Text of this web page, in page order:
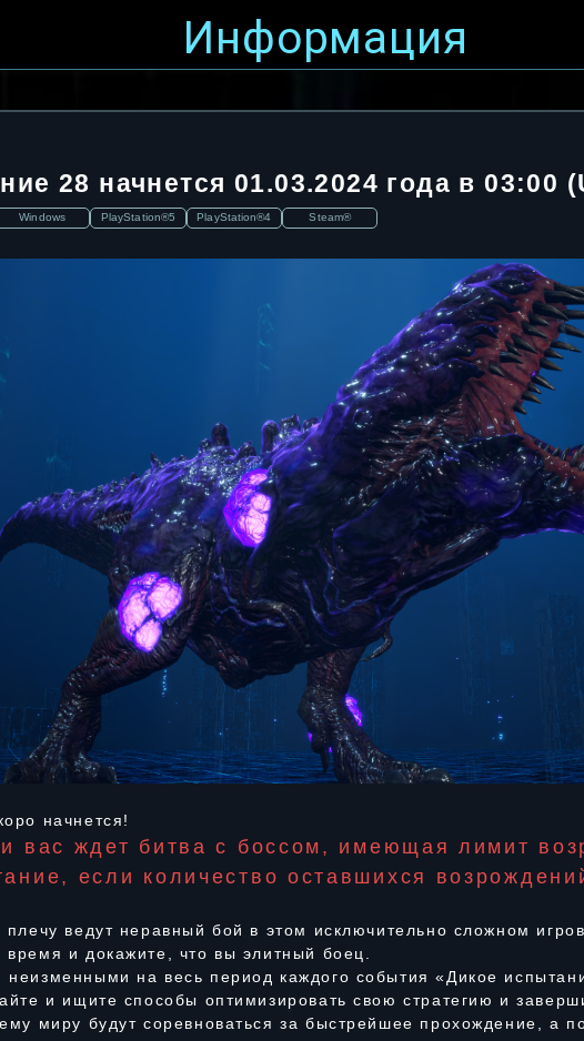
Информация
28 начнется 01.03.2024 года в 03:00
Windows PlayStation®5 PlayStation®4 Steam®
начнется!
вас ждет битва с боссом, имеющая лимит
если количество оставшихся
плечу ведут неравный бой в этом исключительно сложном
и докажите, что вы элитный боец.
на весь период каждого события «Дикое
и ищите способы оптимизировать свою стратегию и
миру будут соревноваться за быстрейшее прохождение, а